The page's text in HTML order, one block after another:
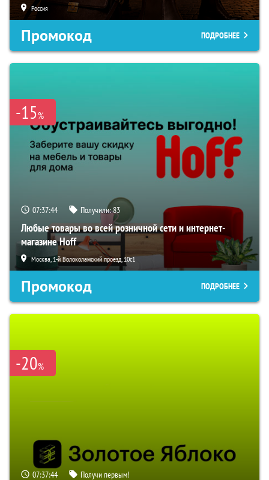
Россия
Промокод ПОДРОБНЕЕ
-15%
07:37:43 Получили:83
Любые товары во всей розничной сети и интернет-
магазине Hoff
Москва, 1-й Волоколамский проезд, 10с1
Промокод ПОДРОБНЕЕ
-20%
07:37:43 Получи первым!